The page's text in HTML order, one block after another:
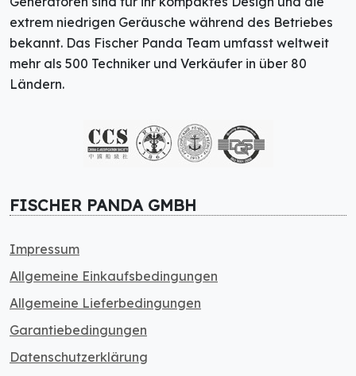
extrem niedrigen Geräusche während des Betriebes
bekannt. Das Fischer Panda Team umfasst weltweit
mehr als 500 Techniker und Verkäufer in über 80
Ländern.
FISCHER PANDA GMBH
Impressum
Allgemeine Einkaufsbedingungen
Allgemeine Lieferbedingungen
Garantiebedingungen
Datenschutzerklärung